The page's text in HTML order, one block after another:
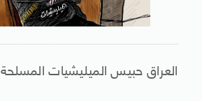
العراق حبيس الميليشيات المسلحة